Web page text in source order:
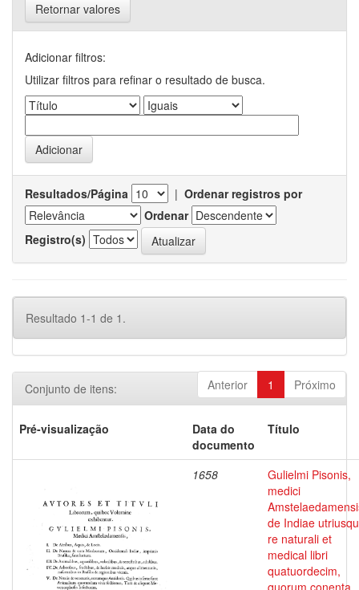
Retornar valores
Adicionar filtros:
Utilizar filtros para refinar o resultado de busca.
Resultados/Página | Ordenar registros por
Ordenar
Registro(s)
Resultado 1-1 de 1.
Anterior 1 Próximo
Conjunto de itens:
Pré-visualização
Data do
documento
Título
1658
Gulielmi Pisonis,
medici
de Indiae
re naturali et
medical libri
quatuordecim,
quorum conenta